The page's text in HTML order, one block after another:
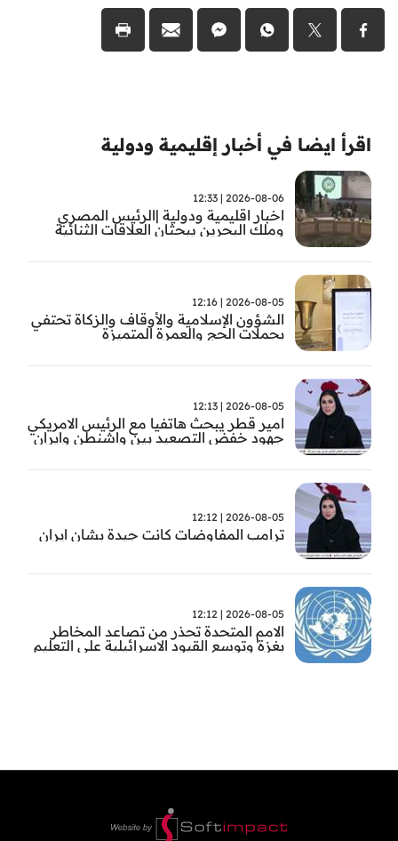
اقرأ ايضا في أخبار إقليمية ودولية
2026-08-06 | 12:33
اخبار اقليمية ودولية |الرئيس المصري
وملك البحرين يبحثان العلاقات الثنائية
2026-08-05 | 12:16
الشؤون الإسلامية والأوقاف والزكاة تحتفي
بحملات الحج والعمرة المتميزة
2026-08-05 | 12:13
امير قطر يبحث هاتفيا مع الرئيس الامريكي
جهود خفض التصعيد بين واشنطن وايران
2026-08-05 | 12:12
ترامب المفاوضات كانت جيدة بشان ايران
2026-08-05 | 12:12
الامم المتحدة تحذر من تصاعد المخاطر
بغزة وتوسع القيود الاسرائيلية على التعليم